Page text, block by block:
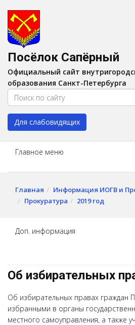
Изображения:
Цвет:A A
Посёлок Сапёрный
Официальный сайт
образования Санкт-Петербурга
Для слабовидящих
Главное меню
Главная
Информация ИОГВ и
Прокуратура
2019 год
Доп. информация
Об избирательных
Об избирательных правах граждан
избранными в органы
местного самоуправления, а также